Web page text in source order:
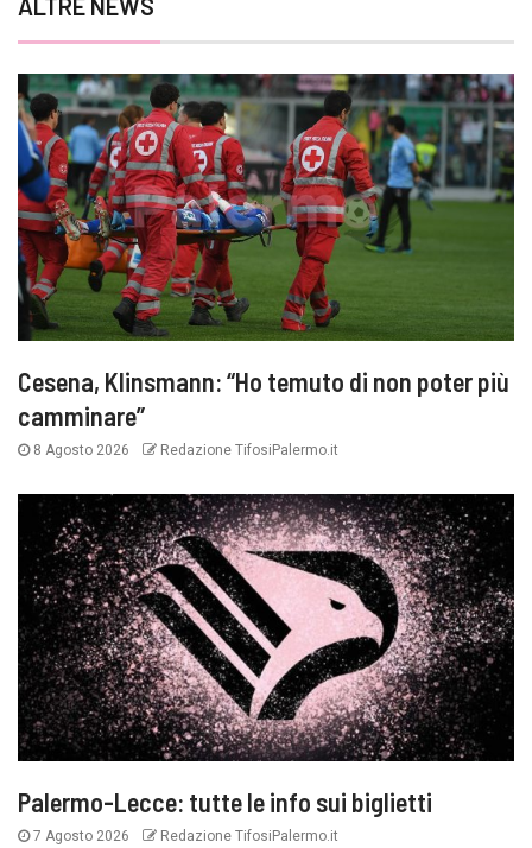
Cesena, Klinsmann: “Ho temuto di non poter più
camminare”
8 Agosto 2026 Redazione TifosiPalermo.it
Palermo-Lecce: tutte le info sui biglietti
7 Agosto 2026 Redazione TifosiPalermo.it